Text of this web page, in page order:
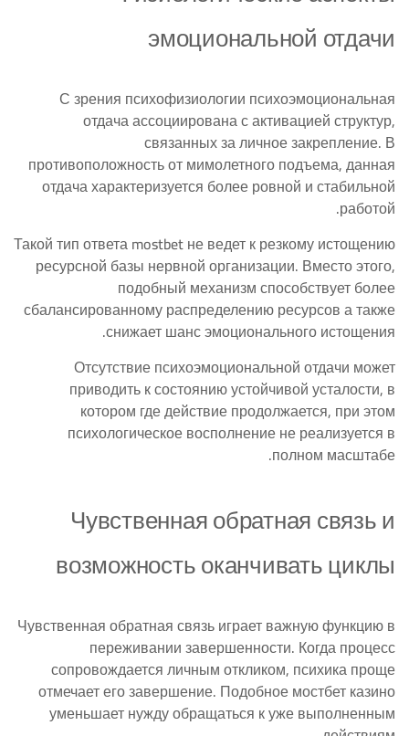
эмоциональной отдачи
С зрения психофизиологии психоэмоциональная
отдача ассоциирована с активацией структур,
связанных за личное закрепление. В
противоположность от мимолетного подъема, данная
отдача характеризуется более ровной и стабильной
работой.
Такой тип ответа mostbet не ведет к резкому истощению
ресурсной базы нервной организации. Вместо этого,
подобный механизм способствует более
сбалансированному распределению ресурсов а также
снижает шанс эмоционального истощения.
Отсутствие психоэмоциональной отдачи может
приводить к состоянию устойчивой усталости, в
котором где действие продолжается, при этом
психологическое восполнение не реализуется в
полном масштабе.
Чувственная обратная связь и
возможность оканчивать циклы
Чувственная обратная связь играет важную функцию в
переживании завершенности. Когда процесс
сопровождается личным откликом, психика проще
отмечает его завершение. Подобное мостбет казино
уменьшает нужду обращаться к уже выполненным